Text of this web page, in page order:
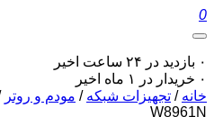
0
۰ بازدید در ۲۴ ساعت اخیر
۰ خریدار در ۱ ماه اخیر
خانه / تجهیزات شبکه / مودم و روتر
W8961N